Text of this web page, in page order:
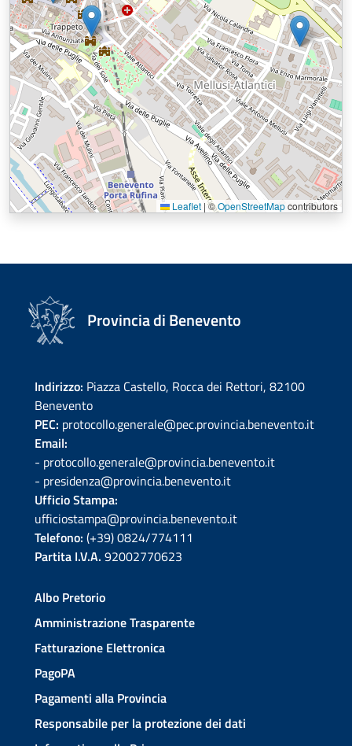
Leaflet |©OpenStreetMapcontributors
Provincia di Benevento
Indirizzo: Piazza Castello, Rocca dei Rettori, 82100
Benevento
PEC: protocollo.generale@pec.provincia.benevento.it
Email:
- protocollo.generale@provincia.benevento.it
- presidenza@provincia.benevento.it
Ufficio Stampa:
ufficiostampa@provincia.benevento.it
Telefono: (+39) 0824/774111
Partita I.V.A. 92002770623
Albo Pretorio
Amministrazione Trasparente
Fatturazione Elettronica
PagoPA
Pagamenti alla Provincia
Responsabile per la protezione dei dati